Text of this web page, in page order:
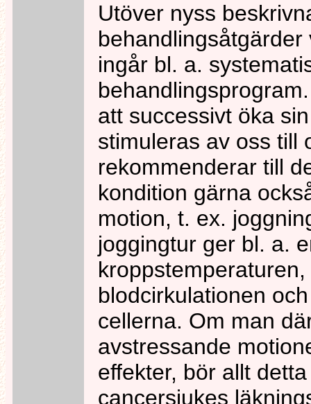
Utöver nyss
ingår bl. a.
att successivt öka
stimuleras av oss till
rekommenderar till
kondition gärna
motion, t. ex.
joggingtur ger bl. a.
blodcirkulationen
cellerna. Om man
avstressande
effekter, bör allt
cancersjukes